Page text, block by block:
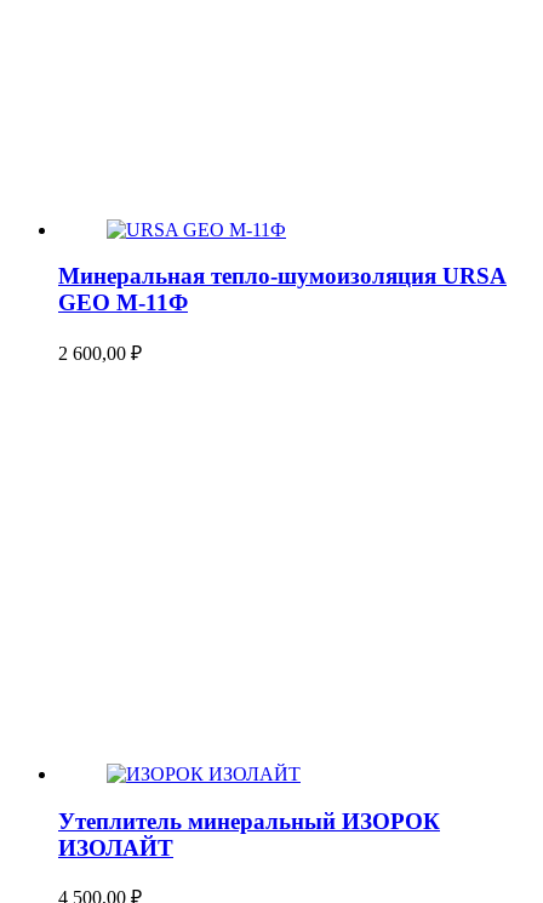
Минеральная тепло-шумоизоляция URSA
GEO М-11Ф
2 600,00 ₽
Утеплитель минеральный ИЗОРОК
ИЗОЛАЙТ
4 500,00 ₽